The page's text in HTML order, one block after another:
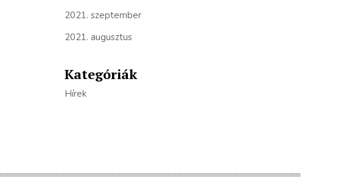
2021. szeptember
2021. augusztus
Kategóriák
Hírek